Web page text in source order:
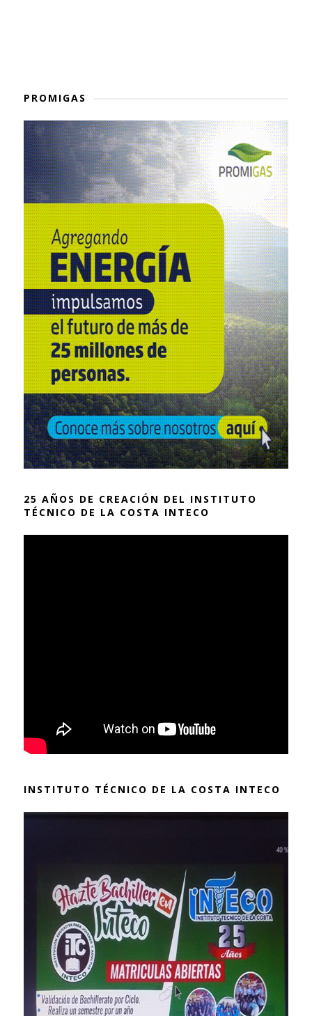
PROMIGAS
25 AÑOS DE CREACIÓN DEL INSTITUTO
TÉCNICO DE LA COSTA INTECO
INSTITUTO TÉCNICO DE LA COSTA INTECO